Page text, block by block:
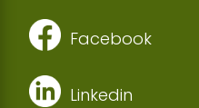
Facebook
Linkedin